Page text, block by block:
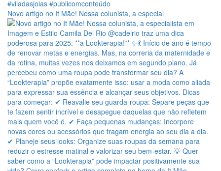
Novo artigo no It Mãe! Nossa colunista, a especial